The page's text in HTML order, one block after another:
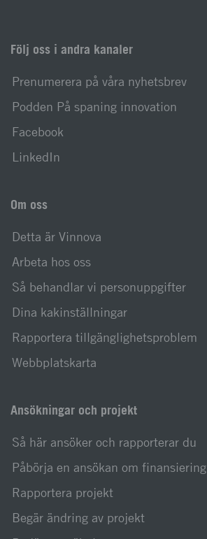
Följ oss i andra kanaler
Prenumerera på våra nyhetsbrev
Podden På spaning innovation
Facebook
LinkedIn
Om oss
Detta är Vinnova
Arbeta hos oss
Så behandlar vi personuppgifter
Dina kakinställningar
Rapportera tillgänglighetsproblem
Webbplatskarta
Ansökningar och projekt
Så här ansöker och rapporterar du
Påbörja en ansökan om finansiering
Rapportera projekt
Begär ändring av projekt